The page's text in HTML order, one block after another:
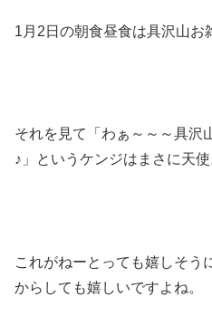
1月2日の朝食昼食は具沢山お
それを見て「わぁ～～～具沢
♪」というケンジはまさに天使
これがねーとっても嬉しそう
からしても嬉しいですよね。